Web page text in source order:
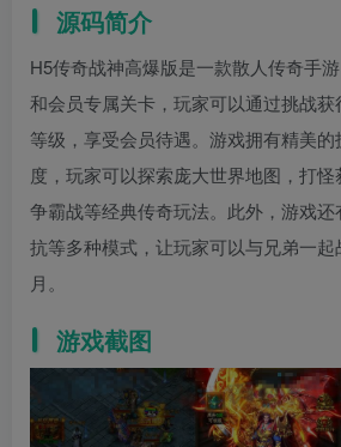
源码简介
H5传奇战神高爆版是一款散人传奇手
和会员专属关卡，玩家可以通过挑战
等级，享受会员待遇。游戏拥有精美
度，玩家可以探索庞大世界地图，打
争霸战等经典传奇玩法。此外，游戏
抗等多种模式，让玩家可以与兄弟一
月。
游戏截图